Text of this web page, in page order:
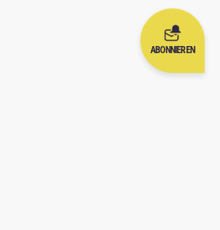
ABONNIEREN